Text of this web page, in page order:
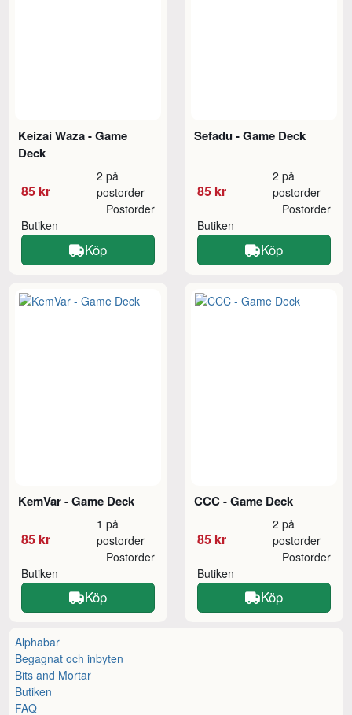
Keizai Waza - Game
Deck
85 kr
2 på
postorder
Butiken
Postorder
Köp
Sefadu - Game Deck
85 kr
2 på
postorder
Butiken
Postorder
Köp
KemVar - Game Deck
85 kr
1 på
postorder
Butiken
Postorder
Köp
CCC - Game Deck
85 kr
2 på
postorder
Butiken
Postorder
Köp
Alphabar
Begagnat och inbyten
Bits and Mortar
Butiken
FAQ